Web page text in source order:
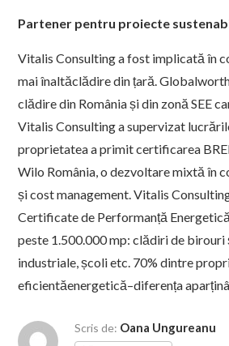
Partener pentru proiecte
Vitalis Consulting a fost implicată în
mai înaltăclădire din țară.
clădire din România și din zonă SEE
Vitalis Consulting a supervizat
proprietatea a primit certificarea
Wilo România, o dezvoltare mixtă în
și cost management. Vitalis
Certificate de Performanță
peste 1.500.000 mp: clădiri de
industriale, școli etc. 70% dintre
eficientăenergetică–diferența
Scris de: Oana Ungureanu